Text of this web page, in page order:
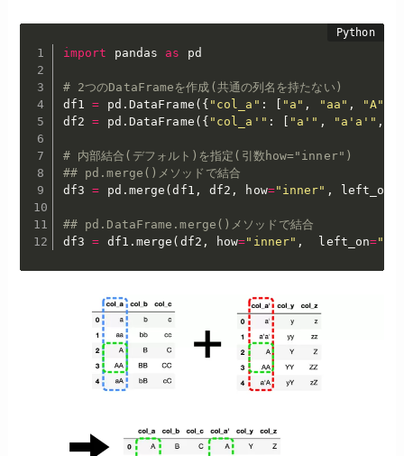
import pandas as pd
# 2つのDataFrameを作成(共通の列名を持たない)
df1 = pd . DataFrame ( { "col_a" : "a" , "aa" , "A"
df2 = pd . DataFrame ( { "col_a'" : "a'" , "a'a'" ,
# 内部結合(デフォルト)を指定(引数how="inner")
## pd.merge()メソッドで結合
df3 = pd . merge (df1 , df2 , how="inner" , left_on
## pd.DataFrame.merge()メソッドで結合
df3 = df1 . merge ( df2 , how="inner" ,
  left_on
=